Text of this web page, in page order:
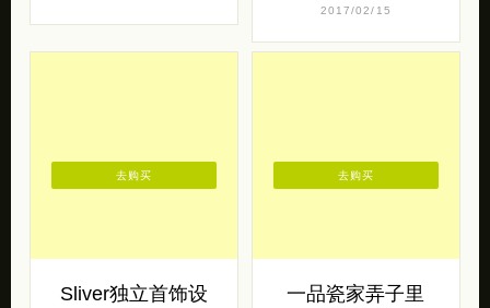
2017/02/15
Sliver独立首饰设
去购买
一品瓷家弄子里
去购买